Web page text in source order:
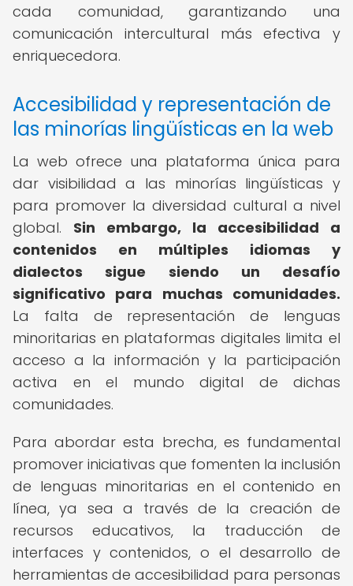
cada comunidad, garantizando una
comunicación intercultural más efectiva y
enriquecedora.
Accesibilidad y representación de
las minorías lingüísticas en la web
La web ofrece una plataforma única para
dar visibilidad a las minorías lingüísticas y
para promover la diversidad cultural a nivel
global. Sin embargo, la accesibilidad a
contenidos en múltiples idiomas y
dialectos sigue siendo un desafío
significativo para muchas comunidades.
La falta de representación de lenguas
minoritarias en plataformas digitales limita el
acceso a la información y la participación
activa en el mundo digital de dichas
comunidades.
Para abordar esta brecha, es fundamental
promover iniciativas que fomenten la inclusión
de lenguas minoritarias en el contenido en
línea, ya sea a través de la creación de
recursos educativos, la traducción de
interfaces y contenidos, o el desarrollo de
herramientas de accesibilidad para personas